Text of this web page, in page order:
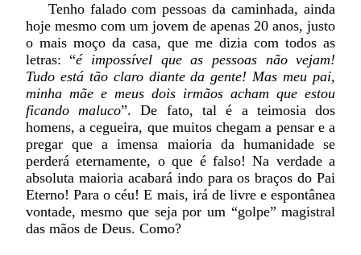
Tenho falado com pessoas da caminhada, ainda
hoje mesmo com um jovem de apenas 20 anos, justo
o mais moço da casa, que me dizia com todos as
letras: “é impossível que as pessoas não vejam!
Tudo está tão claro diante da gente! Mas meu pai,
minha mãe e meus dois irmãos acham que estou
ficando maluco”. De fato, tal é a teimosia dos
homens, a cegueira, que muitos chegam a pensar e a
pregar que a imensa maioria da humanidade se
perderá eternamente, o que é falso! Na verdade a
absoluta maioria acabará indo para os braços do Pai
Eterno! Para o céu! E mais, irá de livre e espontânea
vontade, mesmo que seja por um “golpe” magistral
das mãos de Deus. Como?